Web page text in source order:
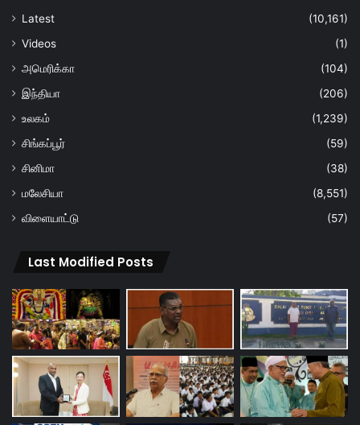
Latest
(10,161)
Videos
(1)
அமெரிக்கா
(104)
இந்தியா
(206)
உலகம்
(1,239)
சிங்கப்பூர்
(59)
சினிமா
(38)
மலேசியா
(8,551)
விளையாட்டு
(57)
Last Modified Posts